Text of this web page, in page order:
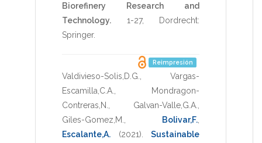
Biorefinery Research and
Technology.
1-27,
Dordrecht:
Springer.
Reimpresión
Valdivieso-Solis,D.G.
Vargas-
Escamilla,C.A.
Mondragon-
Contreras,N.
Galvan-Valle,G.A.
Giles-Gomez,M.
Bolivar,F.
Escalante,A.
(2021)
Sustainable